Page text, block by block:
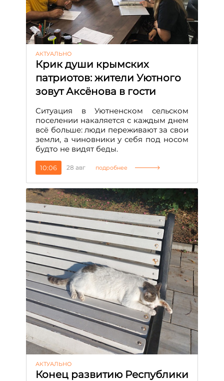
АКТУАЛЬНО
Крик души крымских
патриотов: жители Уютного
зовут Аксёнова в гости
Ситуация в Уютненском сельском
поселении накаляется с каждым днем
всё больше: люди переживают за свои
земли, а чиновники у себя под носом
будто не видят беды.
10:06 28 авг подробнее
АКТУАЛЬНО
Конец развитию Республики